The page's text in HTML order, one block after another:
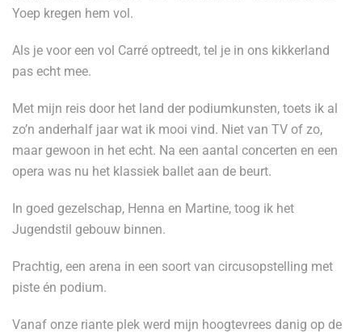
Yoep kregen hem vol.
Als je voor een vol Carré optreedt, tel je in ons kikkerland
pas echt mee.
Met mijn reis door het land der podiumkunsten, toets ik al
zo’n anderhalf jaar wat ik mooi vind. Niet van TV of zo,
maar gewoon in het echt. Na een aantal concerten en een
opera was nu het klassiek ballet aan de beurt.
In goed gezelschap, Henna en Martine, toog ik het
Jugendstil gebouw binnen.
Prachtig, een arena in een soort van circusopstelling met
piste én podium.
Vanaf onze riante plek werd mijn hoogtevrees danig op de